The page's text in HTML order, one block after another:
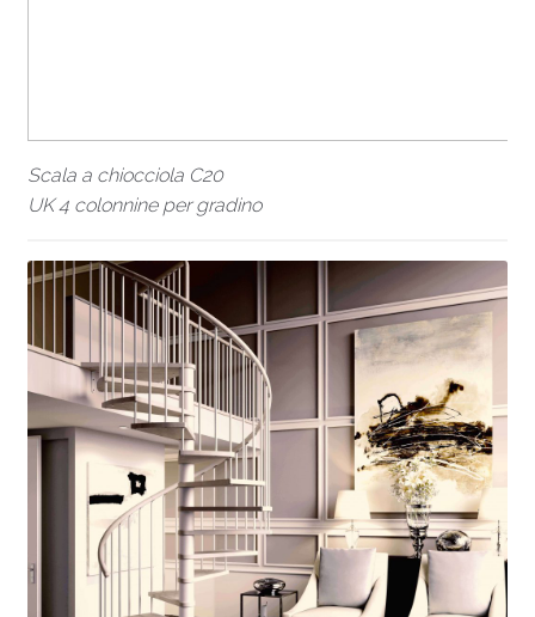
Scala a chiocciola C20
UK 4 colonnine per gradino